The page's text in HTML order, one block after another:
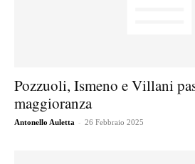
Pozzuoli, Ismeno e Villani
maggioranza
Antonello Auletta - 26 Febbraio 2025